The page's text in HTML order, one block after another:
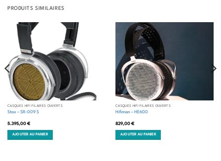
PRODUITS SIMILAIRES
CASQUES HIFI FILAIRES OUVERTS
Stax – SR-009 S
5.395,00 €
AJOUTER AU PANIER
CASQUES HIFI FILAIRES OUVERTS
Hifiman – HE600
829,00 €
AJOUTER AU PANIER